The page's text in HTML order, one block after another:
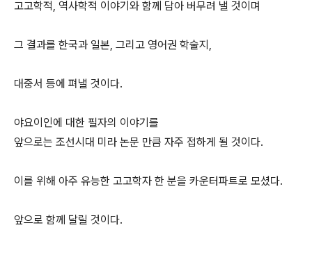
고고학적, 역사학적 이야기와 함께 담아 버무려 낼 것이며
그 결과를 한국과 일본, 그리고 영어권 학술지,
대중서 등에 펴낼 것이다.
야요이인에 대한 필자의 이야기를
앞으로는 조선시대 미라 논문 만큼 자주 접하게 될 것이다.
이를 위해 아주 유능한 고고학자 한 분을 카운터파트로 모셨다.
앞으로 함께 달릴 것이다.